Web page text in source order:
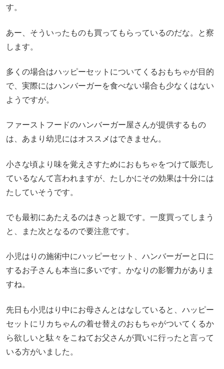
す。
あー、そういったものも買ってもらっているのだな。と察
します。
多くの場合はハッピーセットについてくるおもちゃが目的
で、実際にはハンバーガーを食べない場合も少なくはない
ようですが。
ファーストフードのハンバーガー屋さんが提供するもの
は、あまり幼児にはオススメはできません。
小さな頃より味を覚えさすためにおもちゃをつけて販売し
ているなんて言われますが、たしかにその効果は十分には
たしていそうです。
でも最初にあたえるのはきっと親です。一度買ってしまう
と、また次となるので要注意です。
小児はりの施術中にハッピーセット、ハンバーガーと口に
するお子さんも本当に多いです。かなりの影響力がありま
すね。
先日も小児はり中にお母さんとはなしていると、ハッピー
セットにリカちゃんの着せ替えのおもちゃがついてくるか
ら欲しいと駄々をこねてお父さんが買いに行ったと言って
いる方がいました。